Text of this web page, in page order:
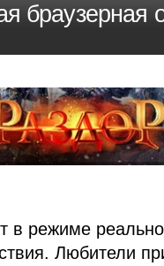
браузерная
в режиме
Любители